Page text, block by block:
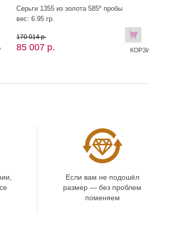
Серьги 1355 из золота 585º пробы
вес: 6.95 гр.
170 014 р.
85 007 р.
В
КОРЗИНУ
Если вам не подошёл
размер — без проблем
поменяем